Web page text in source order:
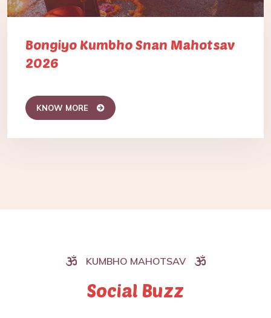
Bongiyo Kumbho Snan Mahotsav
2026
KNOW MORE
KUMBHO MAHOTSAV
Social Buzz